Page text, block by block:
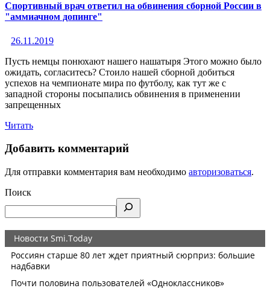
Спортивный врач ответил на обвинения сборной России в
"аммиачном допинге"
26.11.2019
Пусть немцы понюхают нашего нашатыря Этого можно было
ожидать, согласитесь? Стоило нашей сборной добиться
успехов на чемпионате мира по футболу, как тут же с
западной стороны посыпались обвинения в применении
запрещенных
Читать
Добавить комментарий
Для отправки комментария вам необходимо авторизоваться.
Поиск